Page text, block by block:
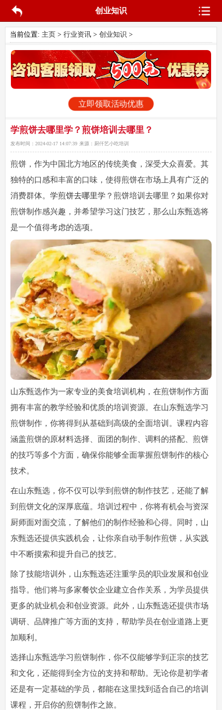
创业知识
当前位置: 主页 > 行业资讯> 创业知识 >
立即领取活动优惠
学煎饼去哪里学？煎饼培训去哪里？
发布时间： 2024-02-17 14:07:39 来源： 厨仟艺小吃培训
煎饼，作为中国北方地区的传统美食，深受大众喜爱。其
独特的口感和丰富的口味，使得煎饼在市场上具有广泛的
消费群体。 学煎饼去哪里学 ？煎饼培训去哪里？如果你对
煎饼制作感兴趣，并希望学习这门技艺，那么山东甄选将
是一个值得考虑的选项。
山东甄选作为一家专业的美食培训机构，在煎饼制作方面
拥有丰富的教学经验和优质的培训资源。在山东甄选学习
煎饼制作，你将得到从基础到高级的全面培训。课程内容
涵盖煎饼的原材料选择、面团的制作、调料的搭配、煎饼
的技巧等多个方面，确保你能够全面掌握煎饼制作的核心
技术。
在山东甄选，你不仅可以学到煎饼的制作技艺，还能了解
到煎饼文化的深厚底蕴。培训过程中，你将有机会与资深
厨师面对面交流，了解他们的制作经验和心得。同时，山
东甄选还提供实践机会，让你亲自动手制作煎饼，从实践
中不断摸索和提升自己的技艺。
除了技能培训外，山东甄选还注重学员的职业发展和创业
指导。他们将与多家餐饮企业建立合作关系，为学员提供
更多的就业机会和创业资源。此外，山东甄选还提供市场
调研、品牌推广等方面的支持，帮助学员在创业道路上更
加顺利。
选择山东甄选学习煎饼制作，你不仅能够学到正宗的技艺
和文化，还能得到全方位的支持和帮助。无论你是初学者
还是有一定基础的学员，都能在这里找到适合自己的培训
课程，开启你的煎饼制作之旅。